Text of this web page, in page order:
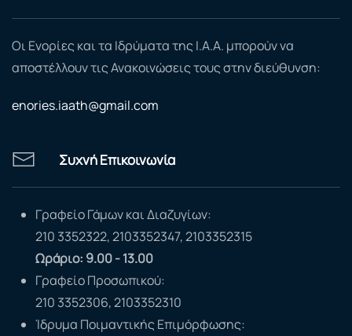
Οι Ενορίες και τα Ιδρύματα της Ι.Α.Α. μπορούν να
αποστέλλουν τις Ανακοινώσεις τους στην διεύθυνση:
enories.iaath@gmail.com
Συχνή Επικοινωνία
Γραφείο Γάμων και Διαζυγίων:
210 3352322, 2103352347, 2103352315
Ωράριο: 9.00 - 13.00
Γραφείο Προσωπικού:
210 3352306, 2103352310
Ίδρυμα Ποιμαντικής Επιμόρφωσης: